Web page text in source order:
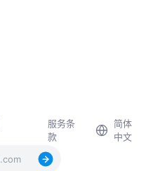
服务条
款
简体
中文